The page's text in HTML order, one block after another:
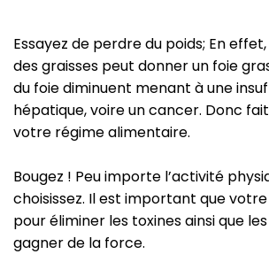
Essayez de perdre du poids; En
des graisses peut donner un foie
du foie diminuent menant à une
hépatique, voire un cancer. Donc
votre régime alimentaire.
Bougez ! Peu importe l’activité
choisissez. Il est important que
pour éliminer les toxines ainsi que
gagner de la force.